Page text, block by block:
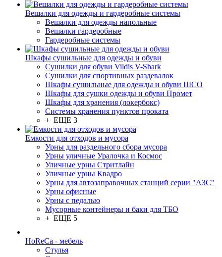
Вешалки для одежды и гардеробные системы
Вешалки для одежды напольные
Вешалки гардеробные
Гардеробные системы
Шкафы сушильные для одежды и обуви
Сушилки для обуви Vildis V-Shark
Сушилки для спортивных раздевалок
Шкафы сушильные для одежды и обуви ШСО
Шкафы для сушки одежды и обуви Промет
Шкафы для хранения (локербокс)
Системы хранения пунктов проката
+ ЕЩЕ 3
Емкости для отходов и мусора
Урны для раздельного сбора мусора
Урны уличные Уралочка и Космос
Уличные урны Стритлайн
Уличные урны Квадро
Урны для автозаправочных станций серии "АЗС"
Урны офисные
Урны с педалью
Мусорные контейнеры и баки для ТБО
+ ЕЩЕ 5
HoReCa - мебель
Стулья